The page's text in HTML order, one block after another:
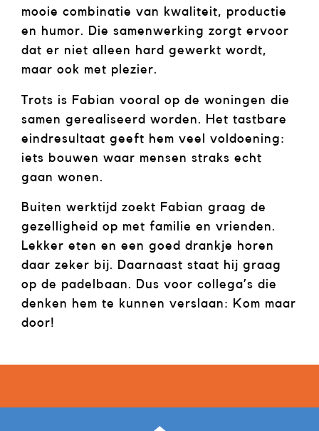
mooie combinatie van kwaliteit, productie
en humor. Die samenwerking zorgt ervoor
dat er niet alleen hard gewerkt wordt,
maar ook met plezier.
Trots is Fabian vooral op de woningen die
samen gerealiseerd worden. Het tastbare
eindresultaat geeft hem veel voldoening:
iets bouwen waar mensen straks echt
gaan wonen.
Buiten werktijd zoekt Fabian graag de
gezelligheid op met familie en vrienden.
Lekker eten en een goed drankje horen
daar zeker bij. Daarnaast staat hij graag
op de padelbaan. Dus voor collega’s die
denken hem te kunnen verslaan: Kom maar
door!